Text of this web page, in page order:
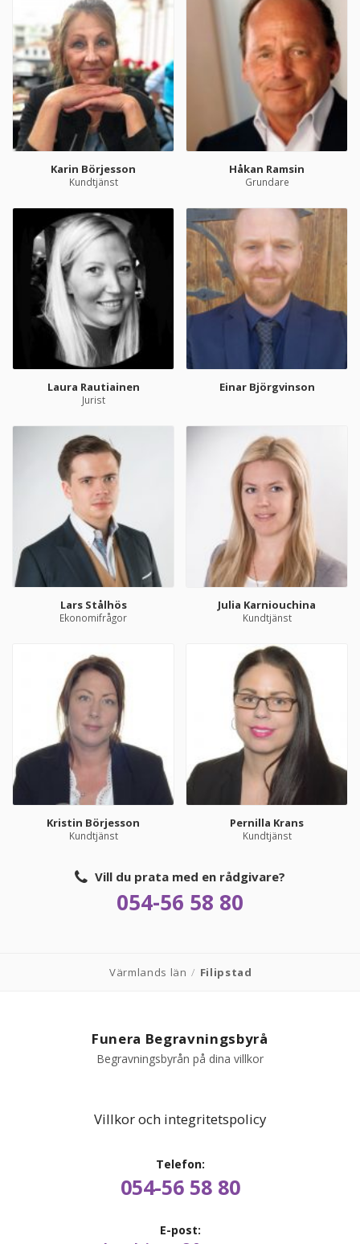
Karin Börjesson
Kundtjänst
Håkan Ramsin
Grundare
Laura Rautiainen
Jurist
Einar Björgvinson
Lars Stålhös
Ekonomifrågor
Julia Karniouchina
Kundtjänst
Kristin Börjesson
Kundtjänst
Pernilla Krans
Kundtjänst
Vill du prata med en rådgivare?
054-56 58 80
Värmlands län / Filipstad
Funera Begravningsbyrå
Begravningsbyrån på dina villkor
Villkor och integritetspolicy
Telefon:
054-56 58 80
E-post: